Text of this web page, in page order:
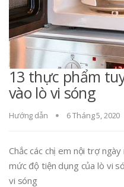
13 thực phẩm
vào lò vi sóng
Hướng dẫn 6 Tháng 5, 2020
Chắc các chị em nội trợ
mức độ tiện dụng của lò vi
vi sóng